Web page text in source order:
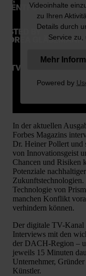
Videoinhalte
zu Ihren
Details durch
Service zu,
Mehr
Powered by
In der aktuellen
Forbes Magazins
Dr. Heiner Pollert und
von Innovationsgeist
Chancen und Risiken
Potenziale
Technologie von
manchen Konflikt
verhindern können.
Der digitale TV-Kanal
Interviews mit den
der DACH-Region –
jeweils 15 Minuten
Unternehmer,
Künstler.